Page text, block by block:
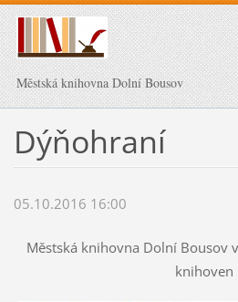
Městská knihovna Dolní Bousov
Dýňohraní
05.10.2016 16:00
Městská knihovna Dolní Bousov
knihoven